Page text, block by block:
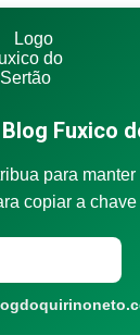
Fuxico
para
copiar a chave